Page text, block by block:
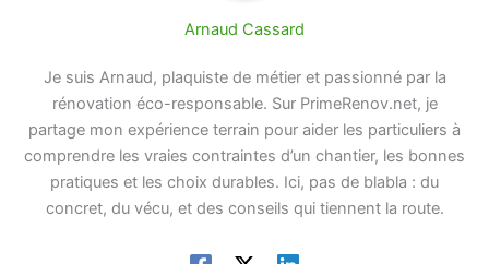
Arnaud Cassard
Je suis Arnaud, plaquiste de métier et passionné par la
rénovation éco-responsable. Sur PrimeRenov.net, je
partage mon expérience terrain pour aider les particuliers à
comprendre les vraies contraintes d’un chantier, les bonnes
pratiques et les choix durables. Ici, pas de blabla : du
concret, du vécu, et des conseils qui tiennent la route.